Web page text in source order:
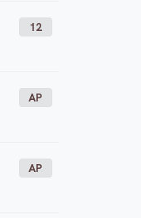
12
AP
AP